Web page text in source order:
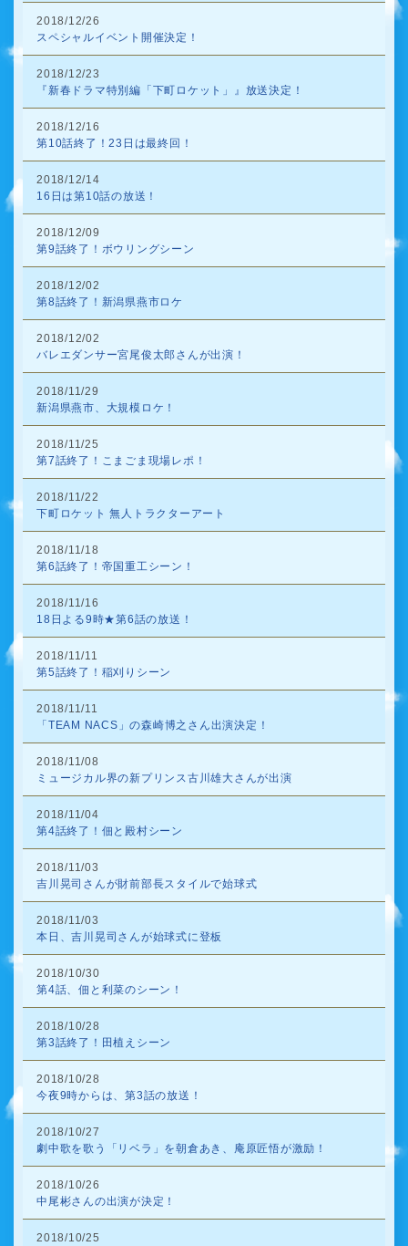
2018/12/26
スペシャルイベント開催決定！
2018/12/23
『新春ドラマ特別編「下町ロケット」』放送決定！
2018/12/16
第10話終了！23日は最終回！
2018/12/14
16日は第10話の放送！
2018/12/09
第9話終了！ボウリングシーン
2018/12/02
第8話終了！新潟県燕市ロケ
2018/12/02
バレエダンサー宮尾俊太郎さんが出演！
2018/11/29
新潟県燕市、大規模ロケ！
2018/11/25
第7話終了！こまごま現場レポ！
2018/11/22
下町ロケット 無人トラクターアート
2018/11/18
第6話終了！帝国重工シーン！
2018/11/16
18日よる9時★第6話の放送！
2018/11/11
第5話終了！稲刈りシーン
2018/11/11
「TEAM NACS」の森崎博之さん出演決定！
2018/11/08
ミュージカル界の新プリンス古川雄大さんが出演
2018/11/04
第4話終了！佃と殿村シーン
2018/11/03
吉川晃司さんが財前部長スタイルで始球式
2018/11/03
本日、吉川晃司さんが始球式に登板
2018/10/30
第4話、佃と利菜のシーン！
2018/10/28
第3話終了！田植えシーン
2018/10/28
今夜9時からは、第3話の放送！
2018/10/27
劇中歌を歌う「リベラ」を朝倉あき、庵原匠悟が激励！
2018/10/26
中尾彬さんの出演が決定！
2018/10/25